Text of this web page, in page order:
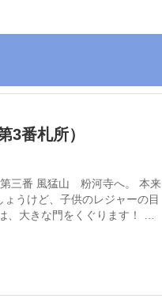
3番札所）
三番 風猛山 粉河寺へ。 本来
うけど、子供のレジャーの目
大きな門をくぐります！ …